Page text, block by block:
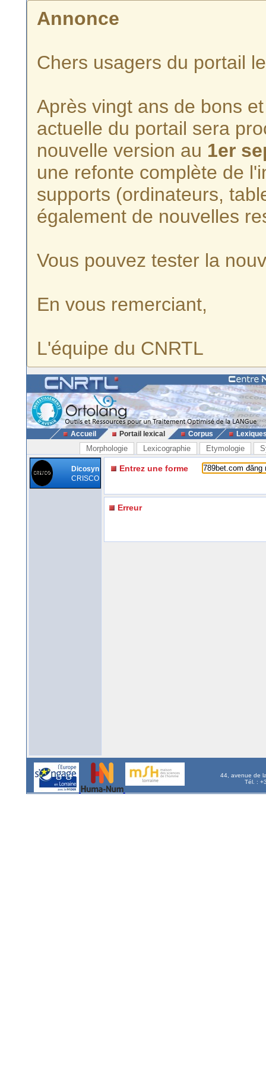
Annonce
Chers usagers du portail
Après vingt ans de bons
actuelle du portail sera
nouvelle version au 1er
une refonte complète de
supports (ordinateurs,
également de nouvelles
Vous pouvez tester la
En vous remerciant,
L'équipe du CNRTL
Accueil Portail lexical Corpus
Morphologie Lexicographie Etymologie
Dicosyn
CRISCO
Entrez une forme
Erreur
44, avenue de
Tél. :